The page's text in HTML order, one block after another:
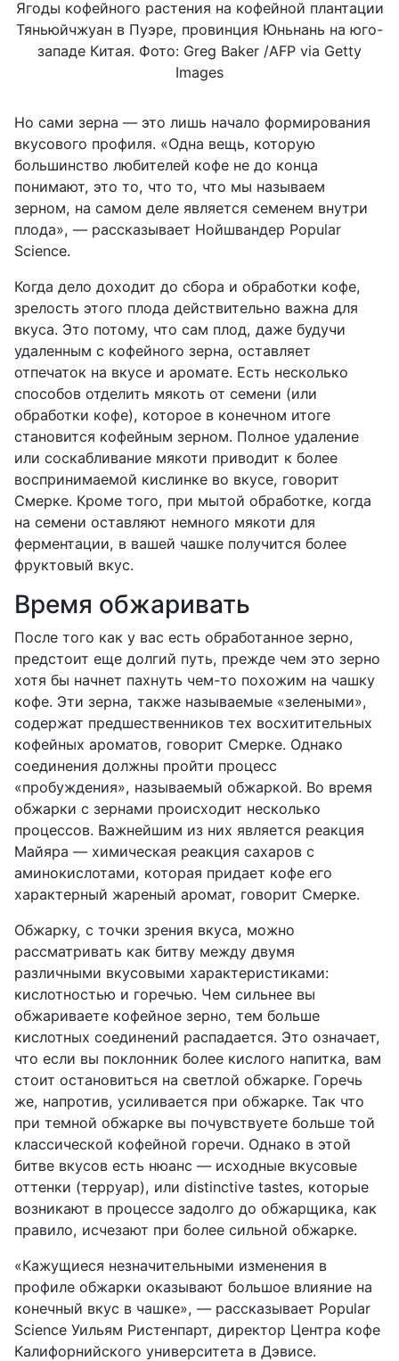
Ягоды кофейного растения на кофейной плантации
Тяньюйчжуан в Пуэре, провинция Юньнань на юго-
западе Китая. Фото: Greg Baker /AFP via Getty
Images
Но сами зерна — это лишь начало формирования
вкусового профиля. «Одна вещь, которую
большинство любителей кофе не до конца
понимают, это то, что то, что мы называем
зерном, на самом деле является семенем внутри
плода», — рассказывает Нойшвандер Popular
Science.
Когда дело доходит до сбора и обработки кофе,
зрелость этого плода действительно важна для
вкуса. Это потому, что сам плод, даже будучи
удаленным с кофейного зерна, оставляет
отпечаток на вкусе и аромате. Есть несколько
способов отделить мякоть от семени (или
обработки кофе), которое в конечном итоге
становится кофейным зерном. Полное удаление
или соскабливание мякоти приводит к более
воспринимаемой кислинке во вкусе, говорит
Смерке. Кроме того, при мытой обработке, когда
на семени оставляют немного мякоти для
ферментации, в вашей чашке получится более
фруктовый вкус.
Время обжаривать
После того как у вас есть обработанное зерно,
предстоит еще долгий путь, прежде чем это зерно
хотя бы начнет пахнуть чем-то похожим на чашку
кофе. Эти зерна, также называемые «зелеными»,
содержат предшественников тех восхитительных
кофейных ароматов, говорит Смерке. Однако
соединения должны пройти процесс
«пробуждения», называемый обжаркой. Во время
обжарки с зернами происходит несколько
процессов. Важнейшим из них является реакция
Майяра — химическая реакция сахаров с
аминокислотами, которая придает кофе его
характерный жареный аромат, говорит Смерке.
Обжарку, с точки зрения вкуса, можно
рассматривать как битву между двумя
различными вкусовыми характеристиками:
кислотностью и горечью. Чем сильнее вы
обжариваете кофейное зерно, тем больше
кислотных соединений распадается. Это означает,
что если вы поклонник более кислого напитка, вам
стоит остановиться на светлой обжарке. Горечь
же, напротив, усиливается при обжарке. Так что
при темной обжарке вы почувствуете больше той
классической кофейной горечи. Однако в этой
битве вкусов есть нюанс — исходные вкусовые
оттенки (терруар), или distinctive tastes, которые
возникают в процессе задолго до обжарщика, как
правило, исчезают при более сильной обжарке.
«Кажущиеся незначительными изменения в
профиле обжарки оказывают большое влияние на
конечный вкус в чашке», — рассказывает Popular
Science Уильям Ристенпарт, директор Центра кофе
Калифорнийского университета в Дэвисе.